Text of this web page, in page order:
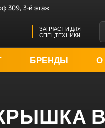
309, 3-й этаж
ЗАПЧАСТИ ДЛЯ
СПЕЦТЕХНИКИ
БРЕНДЫ О